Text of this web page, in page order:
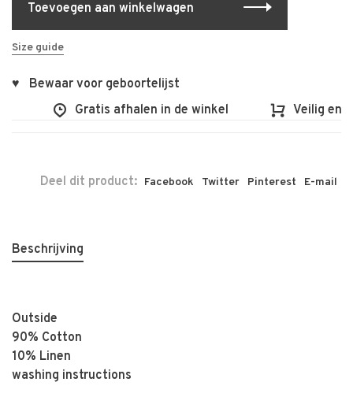
Toevoegen aan winkelwagen
Size guide
♥ Bewaar voor geboortelijst
Gratis afhalen in de winkel Veilig en
Deel dit product: Facebook Twitter Pinterest E-mail
Beschrijving
Outside
90% Cotton
10% Linen
washing instructions